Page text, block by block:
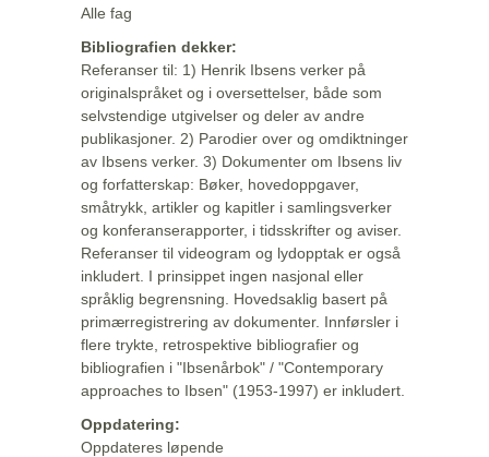
Alle fag
Bibliografien dekker:
Referanser til: 1) Henrik Ibsens verker på
originalspråket og i oversettelser, både som
selvstendige utgivelser og deler av andre
publikasjoner. 2) Parodier over og omdiktninger
av Ibsens verker. 3) Dokumenter om Ibsens liv
og forfatterskap: Bøker, hovedoppgaver,
småtrykk, artikler og kapitler i samlingsverker
og konferanserapporter, i tidsskrifter og aviser.
Referanser til videogram og lydopptak er også
inkludert. I prinsippet ingen nasjonal eller
språklig begrensning. Hovedsaklig basert på
primærregistrering av dokumenter. Innførsler i
flere trykte, retrospektive bibliografier og
bibliografien i "Ibsenårbok" / "Contemporary
approaches to Ibsen" (1953-1997) er inkludert.
Oppdatering:
Oppdateres løpende